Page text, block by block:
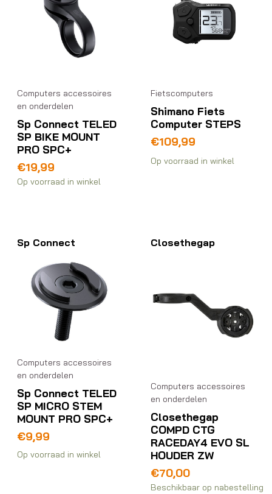
Computers accessoires
en onderdelen
Sp Connect TELED
SP BIKE MOUNT
PRO SPC+
€19,99
Op voorraad in winkel
Fietscomputers
Shimano Fiets
Computer STEPS
€109,99
Op voorraad in winkel
Sp Connect
Computers accessoires
en onderdelen
Sp Connect TELED
SP MICRO STEM
MOUNT PRO SPC+
€9,99
Op voorraad in winkel
Closethegap
Computers accessoires
en onderdelen
Closethegap
COMPD CTG
RACEDAY4 EVO SL
HOUDER ZW
€70,00
Beschikbaar op nabestelling